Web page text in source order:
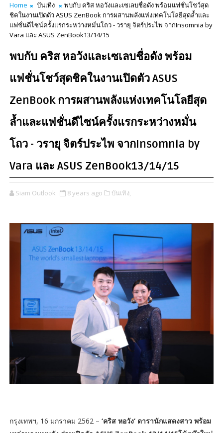
Home บันเทิง
พบกับ คริส หอวังและเซเลบชื่อดัง พร้อมแฟชั่นโชว์สุด
ชิคในงานเปิดตัว ASUS ZenBook การผสาน​พลังแห่งเทคโนโลยีสุดล้ำและ
แฟชั่นดีไซน์ครั้งแรกระหว่างหมั่นโถว - วรายุ จิตร์ประไพ​ จาก​Insomnia​ by
Vara และ ASUS ZenBook13/14/15
พบกับ คริส หอวังและเซเลบชื่อดัง พร้อม
แฟชั่นโชว์สุดชิคในงานเปิดตัว ASUS
ZenBook การผสาน​พลังแห่งเทคโนโลยีสุด
ล้ำและแฟชั่นดีไซน์ครั้งแรกระหว่างหมั่น
โถว - วรายุ จิตร์ประไพ​ จาก​Insomnia​ by
Vara และ ASUS ZenBook13/14/15
Siam Outlook 8 years ago บันเทิง,
กรุงเทพฯ, 16 มกราคม 2562 – ‘คริส หอวัง’ ดารานักแสดงสาว พร้อม